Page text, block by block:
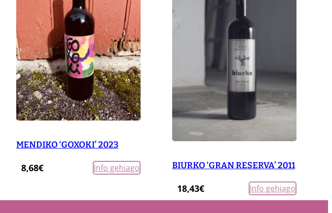
MENDIKO ‘GOXOKI’ 2023
8,68€ Info gehiago BIURKO ‘GRAN RESERVA’ 2011
18,43€ Info gehiago